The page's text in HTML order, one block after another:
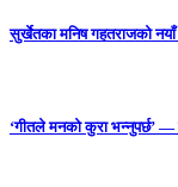
सुर्खेतका मनिष गहतराजको नयाँ
‘गीतले मनको कुरा भन्नुपर्छ’